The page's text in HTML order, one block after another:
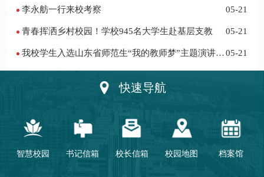
李永舫一行来校考察 05-21
青春挥洒乡村校园！学校945名大学生赴基层支教 05-21
我校学生入选山东省师范生“我的教师梦”主题演讲活
05-21
快速导航
智慧校园 书记信箱 校长信箱 校园地图 档案馆